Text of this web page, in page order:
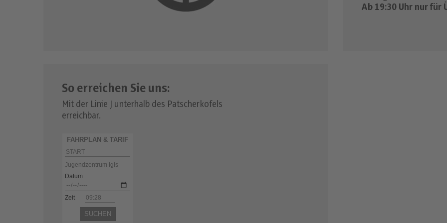
Ab 19:30 Uhr nur für
So erreichen Sie uns:
Mit der Linie J unterhalb des Patscherkofels
erreichbar.